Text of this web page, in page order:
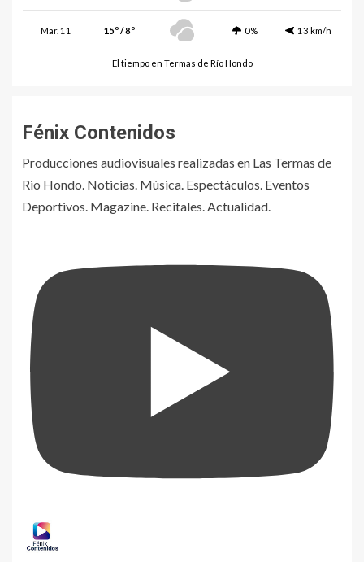
Mar. 11 15º / 8º 0% 13 km/h
El tiempo en Termas de Río Hondo
Fénix Contenidos
Producciones audiovisuales realizadas en Las Termas de
Rio Hondo. Noticias. Música. Espectáculos. Eventos
Deportivos. Magazine. Recitales. Actualidad.